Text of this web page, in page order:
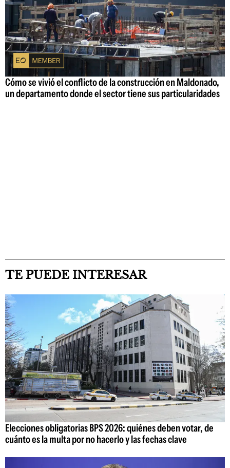
Cómo se vivió el conflicto de la construcción en Maldonado,
un departamento donde el sector tiene sus particularidades
TE PUEDE INTERESAR
Elecciones obligatorias BPS 2026: quiénes deben votar, de
cuánto es la multa por no hacerlo y las fechas clave